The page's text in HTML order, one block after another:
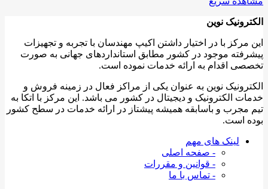
الکترونیک نوین
این مرکز با در اختیار داشتن اکیپ مهندسان با تجربه و تجهیزات
پیشرفته موجود در کشور مطابق استانداردهای جهانی به صورت
تخصصی اقدام به ارائه خدمات نموده است.
الکترونیک نوین به عنوان یکی از مراکز فعال در زمینه فروش و
خدمات الکترونیک و دیجیتال در کشور می باشد. این مرکز با اتکا به
تیم مجرب و باسابقه همیشه پیشتاز در ارائه خدمات در سطح کشور
بوده است.
لینک های مهم
- صفحه اصلی
- قوانین و مقررات
- تماس با ما